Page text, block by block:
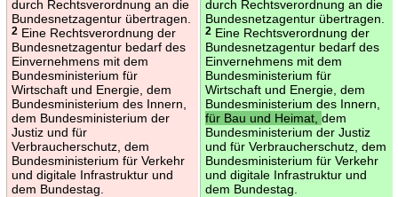
durch Rechtsverordnung an die
Bundesnetzagentur übertragen.
2Eine Rechtsverordnung der
Bundesnetzagentur bedarf des
Einvernehmens mit dem
Bundesministerium für
Wirtschaft und Energie, dem
Bundesministerium des Innern,
dem Bundesministerium der
Justiz und für
Verbraucherschutz, dem
Bundesministerium für Verkehr
und digitale Infrastruktur und
dem Bundestag.
durch Rechtsverordnung an die
Bundesnetzagentur übertragen.
2Eine Rechtsverordnung der
Bundesnetzagentur bedarf des
Einvernehmens mit dem
Bundesministerium für
Wirtschaft und Energie, dem
Bundesministerium des Innern,
für Bau und Heimat, dem
Bundesministerium der Justiz
und für Verbraucherschutz, dem
Bundesministerium für Verkehr
und digitale Infrastruktur und
dem Bundestag.